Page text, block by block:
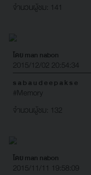
จำนวนผู้ชม: 141
โดย man nabon
2015/12/02 20:54:34
s a b a u d e e p a k s e
#Memory
จำนวนผู้ชม: 132
โดย man nabon
2015/11/11 19:58:09